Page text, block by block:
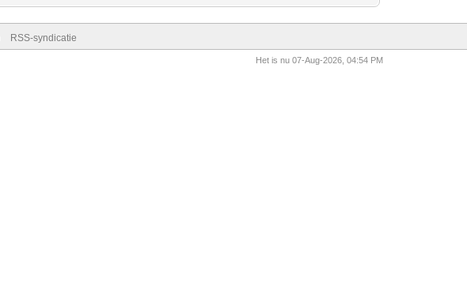
RSS-syndicatie
Het is nu 07-Aug-2026, 04:54 PM